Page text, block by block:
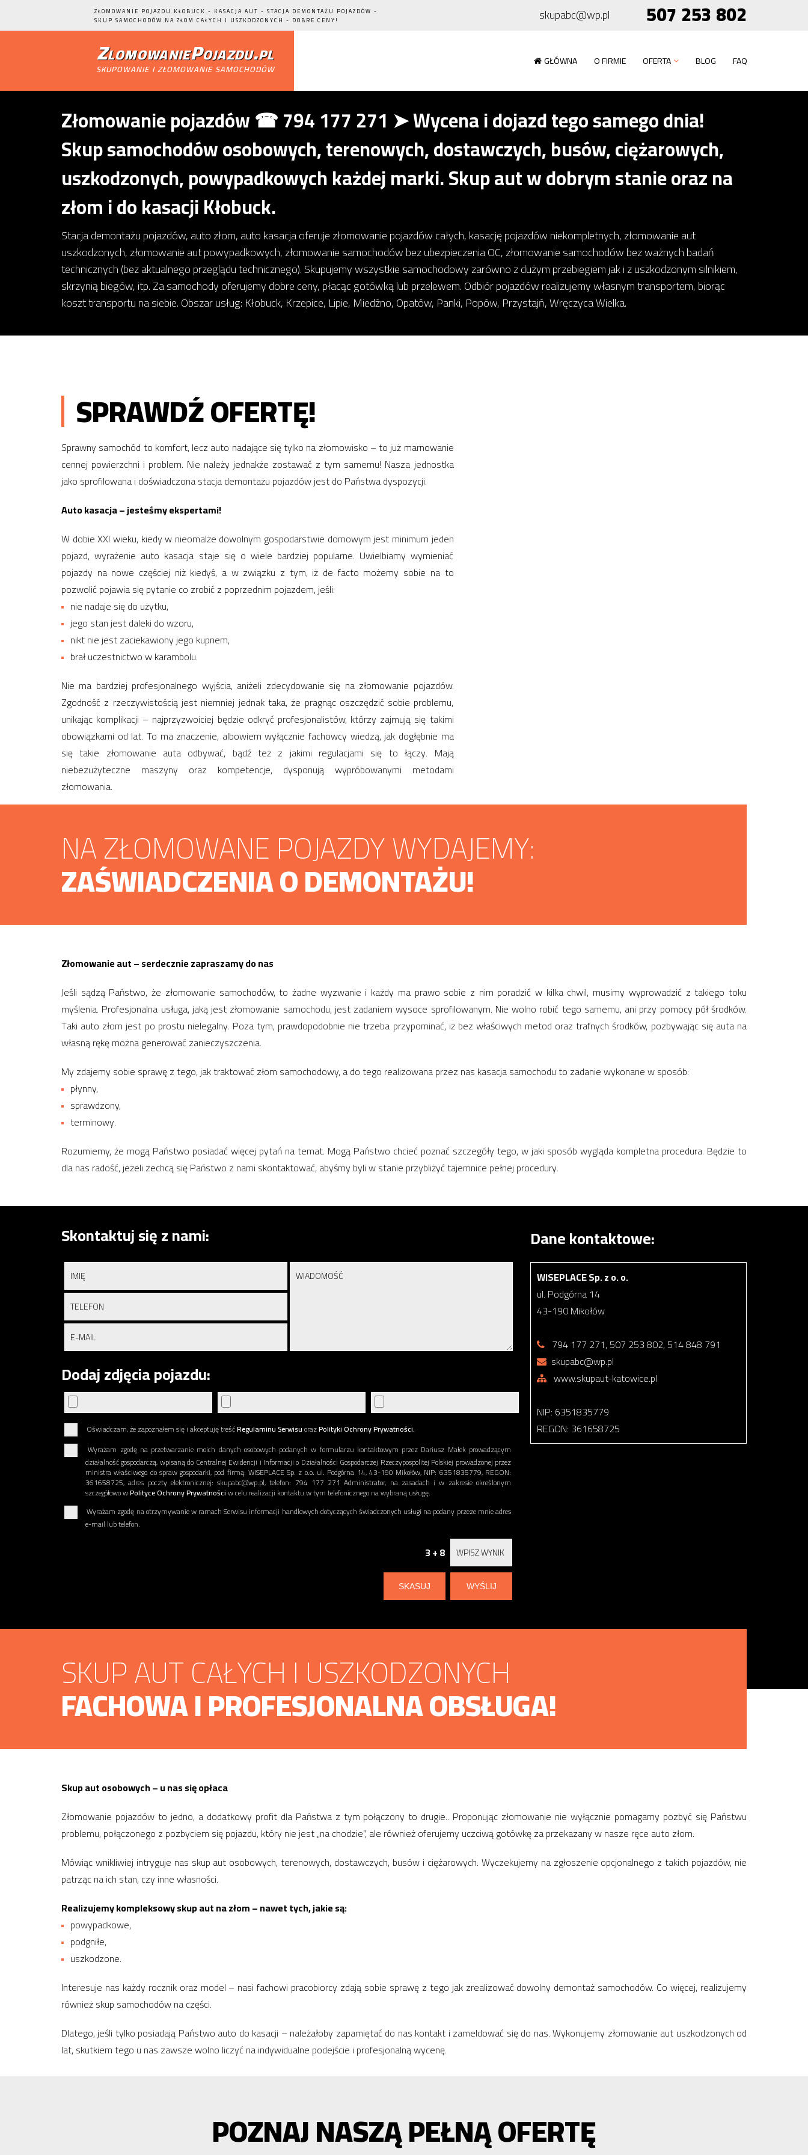
ZŁOMOWANIE POJAZDU KŁOBUCK - KASACJA AUT - STACJA DEMONTAŻU POJAZDÓW -
SKUP SAMOCHODÓW NA ZŁOM CAŁYCH I USZKODZONYCH - DOBRE CENY!
skupabc@wp.pl 507 253 802
ZlomowaniePojazdu.pl
skupowanie i złomowanie samochodów GŁÓWNA O FIRMIE OFERTA BLOG FAQ
Złomowanie pojazdów ☎ 794 177 271 ➤ Wycena i dojazd tego samego dnia!
Skup samochodów osobowych, terenowych, dostawczych, busów, ciężarowych,
uszkodzonych, powypadkowych każdej marki. Skup aut w dobrym stanie oraz na
złom i do kasacji Kłobuck.
Stacja demontażu pojazdów, auto złom, auto kasacja oferuje złomowanie pojazdów całych, kasację pojazdów niekompletnych, złomowanie aut
uszkodzonych, złomowanie aut powypadkowych, złomowanie samochodów bez ubezpieczenia OC, złomowanie samochodów bez ważnych badań
technicznych (bez aktualnego przeglądu technicznego). Skupujemy wszystkie samochodowy zarówno z dużym przebiegiem jak i z uszkodzonym silnikiem,
skrzynią biegów, itp. Za samochody oferujemy dobre ceny, płacąc gotówką lub przelewem. Odbiór pojazdów realizujemy własnym transportem, biorąc
koszt transportu na siebie. Obszar usług: Kłobuck, Krzepice, Lipie, Miedźno, Opatów, Panki, Popów, Przystajń, Wręczyca Wielka.
SPRAWDŹ OFERTĘ!
Sprawny samochód to komfort, lecz auto nadające się tylko na złomowisko – to już marnowanie
cennej powierzchni i problem. Nie należy jednakże zostawać z tym samemu! Nasza jednostka
jako sprofilowana i doświadczona stacja demontażu pojazdów jest do Państwa dyspozycji.
Auto kasacja – jesteśmy ekspertami!
W dobie XXI wieku, kiedy w nieomalże dowolnym gospodarstwie domowym jest minimum jeden
pojazd, wyrażenie auto kasacja staje się o wiele bardziej popularne. Uwielbiamy wymieniać
pojazdy na nowe częściej niż kiedyś, a w związku z tym, iż de facto możemy sobie na to
pozwolić pojawia się pytanie co zrobić z poprzednim pojazdem, jeśli:
nie nadaje się do użytku,
jego stan jest daleki do wzoru,
nikt nie jest zaciekawiony jego kupnem,
brał uczestnictwo w karambolu.
Nie ma bardziej profesjonalnego wyjścia, aniżeli zdecydowanie się na złomowanie pojazdów.
Zgodność z rzeczywistością jest niemniej jednak taka, że pragnąc oszczędzić sobie problemu,
unikając komplikacji – najprzyzwoiciej będzie odkryć profesjonalistów, którzy zajmują się takimi
obowiązkami od lat. To ma znaczenie, albowiem wyłącznie fachowcy wiedzą, jak dogłębnie ma
się takie złomowanie auta odbywać, bądź też z jakimi regulacjami się to łączy. Mają
niebezużyteczne maszyny oraz kompetencje, dysponują wypróbowanymi metodami
złomowania.
NA ZŁOMOWANE POJAZDY WYDAJEMY:
ZAŚWIADCZENIA O DEMONTAŻU!
Złomowanie aut – serdecznie zapraszamy do nas
Jeśli sądzą Państwo, że złomowanie samochodów, to żadne wyzwanie i każdy ma prawo sobie z nim poradzić w kilka chwil, musimy wyprowadzić z takiego toku
myślenia. Profesjonalna usługa, jaką jest złomowanie samochodu, jest zadaniem wysoce sprofilowanym. Nie wolno robić tego samemu, ani przy pomocy pół środków.
Taki auto złom jest po prostu nielegalny. Poza tym, prawdopodobnie nie trzeba przypominać, iż bez właściwych metod oraz trafnych środków, pozbywając się auta na
własną rękę można generować zanieczyszczenia.
My zdajemy sobie sprawę z tego, jak traktować złom samochodowy, a do tego realizowana przez nas kasacja samochodu to zadanie wykonane w sposób:
płynny,
sprawdzony,
terminowy.
Rozumiemy, że mogą Państwo posiadać więcej pytań na temat. Mogą Państwo chcieć poznać szczegóły tego, w jaki sposób wygląda kompletna procedura. Będzie to
dla nas radość, jeżeli zechcą się Państwo z nami skontaktować, abyśmy byli w stanie przybliżyć tajemnice pełnej procedury.
Skontaktuj się z nami:
Dodaj zdjęcia pojazdu:
Oświadczam, że zapoznałem się i akceptuję treśćRegulaminu SerwisuorazPolityki Ochrony Prywatności.
Wyrażam zgodę na przetwarzanie moich danych osobowych podanych w formularzu kontaktowym przez Dariusz Małek prowadzącym
działalność gospodarczą, wpisaną do Centralnej Ewidencji i Informacji o Działalności Gospodarczej Rzeczypospolitej Polskiej prowadzonej przez
ministra właściwego do spraw gospodarki, pod firmą: WISEPLACE Sp. z o.o. ul. Podgórna 14, 43-190 Mikołów, NIP: 6351835779, REGON:
361658725, adres poczty elektronicznej: skupabc@wp.pl, telefon: 794 177 271 Administrator, na zasadach i w zakresie określonym
szczegółowo wPolityce Ochrony Prywatnościw celu realizacji kontaktu w tym telefonicznego na wybraną usługę.
Wyrażam zgodę na otrzymywanie w ramach Serwisu informacji handlowych dotyczących świadczonych usługi na podany przeze mnie adres
e-mail lub telefon.
3 + 8
Dane kontaktowe:
WISEPLACE Sp. z o. o.
ul. Podgórna 14
43-190 Mikołów
794 177 271, 507 253 802, 514 848 791
skupabc@wp.pl
www.skupaut-katowice.pl
NIP: 6351835779
REGON: 361658725
SKUP AUT CAŁYCH I USZKODZONYCH
FACHOWA I PROFESJONALNA OBSŁUGA!
Skup aut osobowych – u nas się opłaca
Złomowanie pojazdów to jedno, a dodatkowy profit dla Państwa z tym połączony to drugie.. Proponując złomowanie nie wyłącznie pomagamy pozbyć się Państwu
problemu, połączonego z pozbyciem się pojazdu, który nie jest „na chodzie”, ale również oferujemy uczciwą gotówkę za przekazany w nasze ręce auto złom.
Mówiąc wnikliwiej intryguje nas skup aut osobowych, terenowych, dostawczych, busów i ciężarowych. Wyczekujemy na zgłoszenie opcjonalnego z takich pojazdów, nie
patrząc na ich stan, czy inne własności.
Realizujemy kompleksowy skup aut na złom – nawet tych, jakie są:
powypadkowe,
podgniłe,
uszkodzone.
Interesuje nas każdy rocznik oraz model – nasi fachowi pracobiorcy zdają sobie sprawę z tego jak zrealizować dowolny demontaż samochodów. Co więcej, realizujemy
również skup samochodów na części.
Dlatego, jeśli tylko posiadają Państwo auto do kasacji – należałoby zapamiętać do nas kontakt i zameldować się do nas. Wykonujemy złomowanie aut uszkodzonych od
lat, skutkiem tego u nas zawsze wolno liczyć na indywidualne podejście i profesjonalną wycenę.
POZNAJ NASZĄ PEŁNĄ OFERTĘ